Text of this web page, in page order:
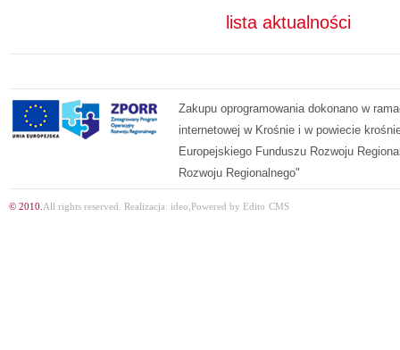
lista aktualności
Zakupu oprogramowania dokonano w
internetowej w Krośnie i w powiecie
Europejskiego Funduszu Rozwoju
Rozwoju Regionalnego"
© 2010. All rights reserved. Realizacja: ideo Powered by CMS
Edito